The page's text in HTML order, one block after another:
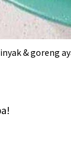
& goreng